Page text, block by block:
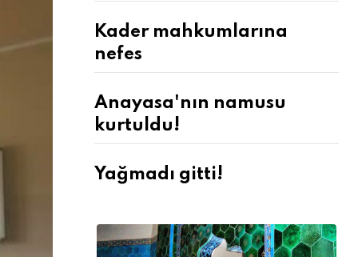
Kader mahkumlarına
nefes
Anayasa'nın namusu
kurtuldu!
Yağmadı gitti!